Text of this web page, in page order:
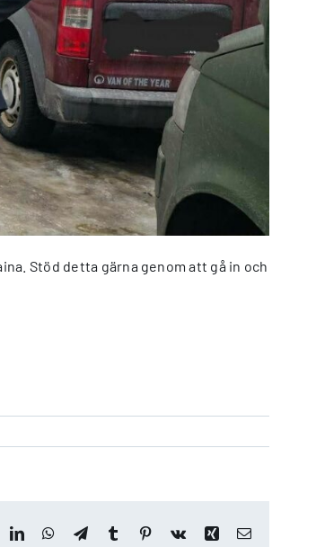
Stöd detta gärna genom att gå in och
LinkedInWhatsApp
TelegramTumblr Pinterest
Vk Xing E-